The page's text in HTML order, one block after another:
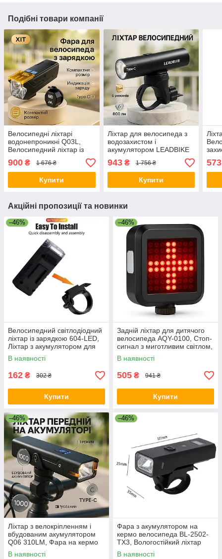
Подібні товари компанії
Велосипедні ліхтарі
водонепроникні Q03L,
Велосипедний ліхтар із
захистом від води AQ-80
900 ₴ 1 676 ₴
Купити
Ліхтар для велосипеда з
водозахистом і
акумулятором LEADBIKE
велосипедна AN-32
943₴ 1 756 ₴
Купити
573
Акційні пропозиції та новинки
–46%
Велосипедний світлодіодний
ліхтар із зарядкою 604-LED,
Ліхтар з акумулятором для
велосипедистів EA-83
В наявності
162 ₴ 302 ₴
Купити
–46%
Задній ліхтар для дитячого
велосипеда AQY-0100, Стоп-
сигнал з миготливим світлом,
Ліхтар задній вело TI-11
В наявності
505 ₴ 941 ₴
Купити
–46%
Ліхтар з велокріпленням і
вбудованим акумулятором
Q06 310LM, Фара на кермо
велосипеда RE-37
В наявності
–46%
Фара з акумулятором на
кермо велосипеда BL-2502-
TX3, Вологостійкий ліхтар
для велосипедів JX-21
В наявності